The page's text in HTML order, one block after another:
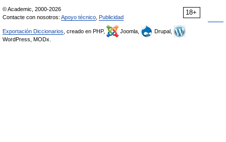
18+
© Academic, 2000-2026
Contacte con nosotros: Apoyo técnico Publicidad
Exportación Diccionarios , creado en PHP, Joomla,
Drupal,
WordPress, MODx.